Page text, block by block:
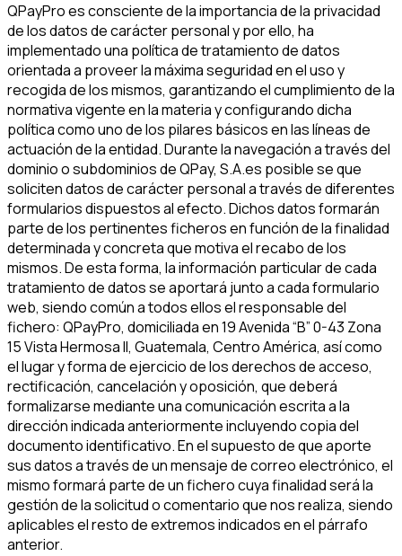
QPayPro es consciente de la importancia de la privacidad
de los datos de carácter personal y por ello, ha
implementado una política de tratamiento de datos
orientada a proveer la máxima seguridad en el uso y
recogida de los mismos, garantizando el cumplimiento de la
normativa vigente en la materia y configurando dicha
política como uno de los pilares básicos en las líneas de
actuación de la entidad. Durante la navegación a través del
dominio o subdominios de QPay, S.A.es posible se que
soliciten datos de carácter personal a través de diferentes
formularios dispuestos al efecto. Dichos datos formarán
parte de los pertinentes ficheros en función de la finalidad
determinada y concreta que motiva el recabo de los
mismos. De esta forma, la información particular de cada
tratamiento de datos se aportará junto a cada formulario
web, siendo común a todos ellos el responsable del
fichero: QPayPro, domiciliada en 19 Avenida “B” 0-43 Zona
15 Vista Hermosa II, Guatemala, Centro América, así como
el lugar y forma de ejercicio de los derechos de acceso,
rectificación, cancelación y oposición, que deberá
formalizarse mediante una comunicación escrita a la
dirección indicada anteriormente incluyendo copia del
documento identificativo. En el supuesto de que aporte
sus datos a través de un mensaje de correo electrónico, el
mismo formará parte de un fichero cuya finalidad será la
gestión de la solicitud o comentario que nos realiza, siendo
aplicables el resto de extremos indicados en el párrafo
anterior.